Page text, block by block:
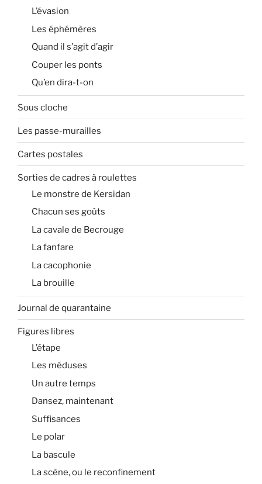
L’évasion
Les éphémères
Quand il s’agit d’agir
Couper les ponts
Qu’en dira-t-on
Sous cloche
Les passe-murailles
Cartes postales
Sorties de cadres à roulettes
Le monstre de Kersidan
Chacun ses goûts
La cavale de Becrouge
La fanfare
La cacophonie
La brouille
Journal de quarantaine
Figures libres
L’étape
Les méduses
Un autre temps
Dansez, maintenant
Suffisances
Le polar
La bascule
La scène, ou le reconfinement